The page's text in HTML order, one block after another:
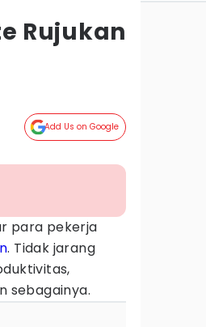
Rujukan
Add Us on Google
para pekerja
. Tidak jarang
sebagainya.